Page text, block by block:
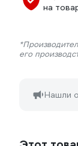
на
его
Нашли